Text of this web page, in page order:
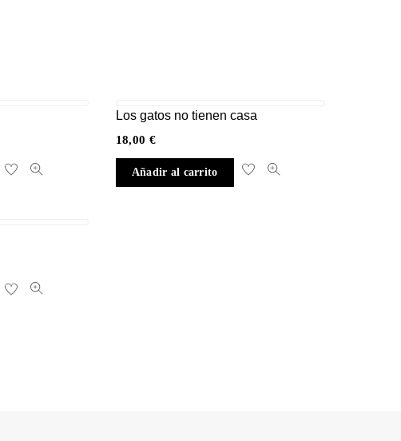
Los gatos no tienen casa
18,00 €
Añadir al carrito